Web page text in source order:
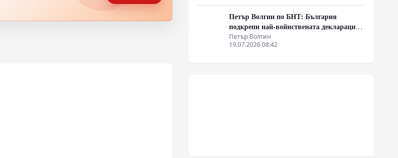
Петър Волгин по БНТ: България
подкрепи най-войнствената декларация,
която някога съм чел
Петър Волгин
19.07.2026 08:42